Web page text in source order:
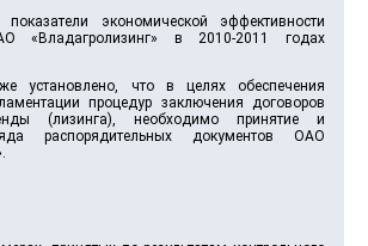
экономической эффективности
«Владагролизинг» в 2010-2011 годах
установлено, что в целях обеспечения
процедур заключения договоров
(лизинга), необходимо принятие и
распорядительных документов ОАО